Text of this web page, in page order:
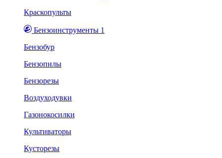
Краскопульты
Бензоинструменты 1
Бензобур
Бензопилы
Бензорезы
Воздуходувки
Газонокосилки
Культиваторы
Кусторезы